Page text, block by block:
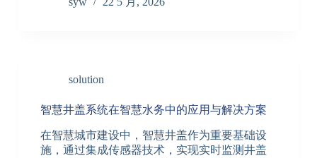
solution
智慧井盖系统在智慧水务中的应用与解决方案
在智慧城市建设中，智慧井盖作为重要基础设
施，通过集成传感器技术，实现实时监测井盖